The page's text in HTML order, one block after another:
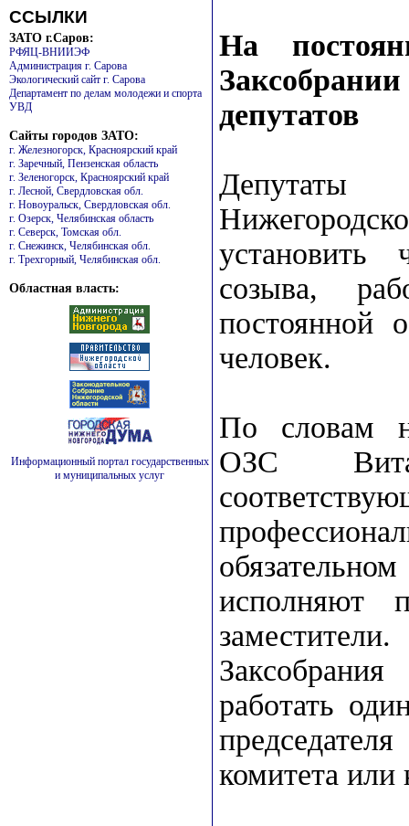
ССЫЛКИ
ЗАТО г.Саров:
РФЯЦ-ВНИИЭФ
Администрация г. Сарова
Экологический сайт г. Сарова
Департамент по делам молодежи и спорта
УВД
Сайты городов ЗАТО:
г. Железногорск, Красноярский край
г. Заречный, Пензенская область
г. Зеленогорск, Красноярский край
г. Лесной, Свердловская обл.
г. Новоуральск, Свердловская обл.
г. Озерск, Челябинская область
г. Северск, Томская обл.
г. Снежинск, Челябинская обл.
г. Трехгорный, Челябинская обл.
Областная власть:
Информационный портал государственных
и муниципальных услуг
На
депутатов
Депутаты
созыва,
постоянной
человек.
По словам
ОЗС
исполняют
работать
комитета или